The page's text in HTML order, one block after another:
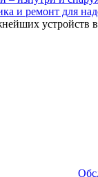
и ремонт для
устройств